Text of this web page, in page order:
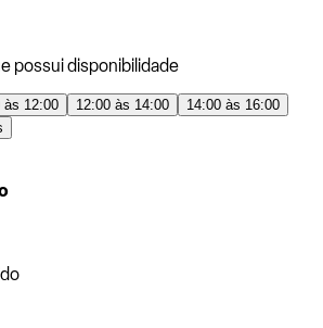
possui disponibilidade
às 12:00 12:00 às 14:00
14:00 às 16:00